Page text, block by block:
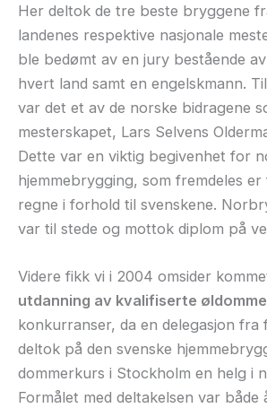
Her deltok de tre beste bryggene
landenes respektive nasjonale
ble bedømt av en jury bestående
hvert land samt en engelskmann.
var det et av de norske bidragene
mesterskapet, Lars Selvens
Dette var en viktig begivenhet for
hjemmebrygging, som fremdeles
regne i forhold til svenskene.
var til stede og mottok diplom på
Videre fikk vi i 2004 omsider
utdanning av kvalifiserte
konkurranser, da en delegasjon fra
deltok på den svenske
dommerkurs i Stockholm en helg i
Formålet med deltakelsen var både